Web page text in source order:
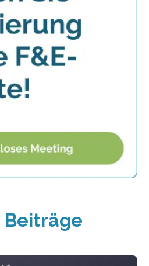
Beiträge